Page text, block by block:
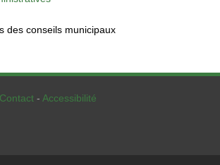
des conseils municipaux
Contact - Accessibilité